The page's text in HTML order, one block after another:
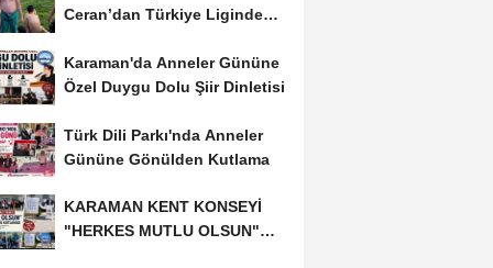
Ceran’dan Türkiye Liginde
Karaman'da Anneler Gününe
Özel Duygu Dolu Şiir Dinletisi
Türk Dili Parkı'nda Anneler
Gününe Gönülden Kutlama
KARAMAN KENT KONSEYİ
"HERKES MUTLU OLSUN"